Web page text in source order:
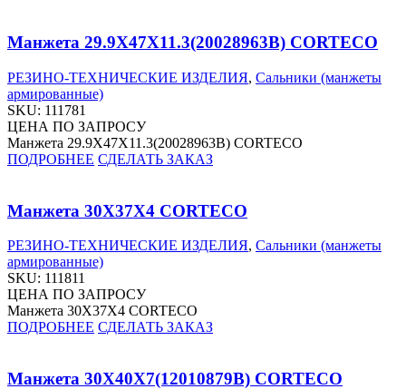
Манжета 29.9X47X11.3(20028963B) CORTECO
РЕЗИНО-ТЕХНИЧЕСКИЕ ИЗДЕЛИЯ, Сальники (манжеты
армированные)
SKU: 111781
ЦЕНА ПО ЗАПРОСУ
Манжета 29.9X47X11.3(20028963B) CORTECO
ПОДРОБНЕЕ СДЕЛАТЬ ЗАКАЗ
Манжета 30X37X4 CORTECO
РЕЗИНО-ТЕХНИЧЕСКИЕ ИЗДЕЛИЯ, Сальники (манжеты
армированные)
SKU: 111811
ЦЕНА ПО ЗАПРОСУ
Манжета 30X37X4 CORTECO
ПОДРОБНЕЕ СДЕЛАТЬ ЗАКАЗ
Манжета 30X40X7(12010879B) CORTECO